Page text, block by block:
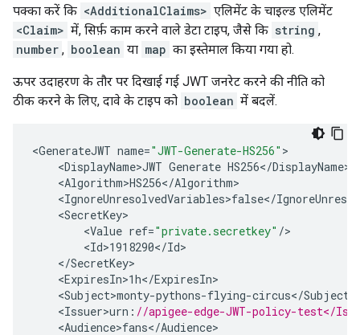
पक्का करें कि <AdditionalClaims> एलिमेंट के चाइल्ड एलिमेंट
<Claim> में, सिर्फ़ काम करने वाले डेटा टाइप, जैसे कि string ,
number , boolean या map का इस्तेमाल किया गया हो.
ऊपर उदाहरण के तौर पर दिखाई गई JWT जनरेट करने की नीति को
ठीक करने के लिए, दावे के टाइप को boolean में बदलें.
<GenerateJWT name="JWT-Generate-HS256"
<DisplayName>JWT Generate HS256</DisplayName
<Algorithm>HS256</Algorithm
<IgnoreUnresolvedVariables>false</
<SecretKey
<Value ref="private.secretkey" /
<Id>1918290</Id
</SecretKey
<ExpiresIn>1h</ExpiresIn
<Subject>monty-pythons-flying-circus</Subject
<Issuer>urn : //apigee-edge-JWT-policy-test</
<Audience>fans</Audience